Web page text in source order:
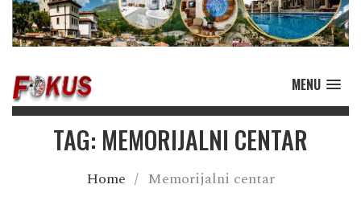
MENU
TAG: MEMORIJALNI CENTAR
Home / Memorijalni centar